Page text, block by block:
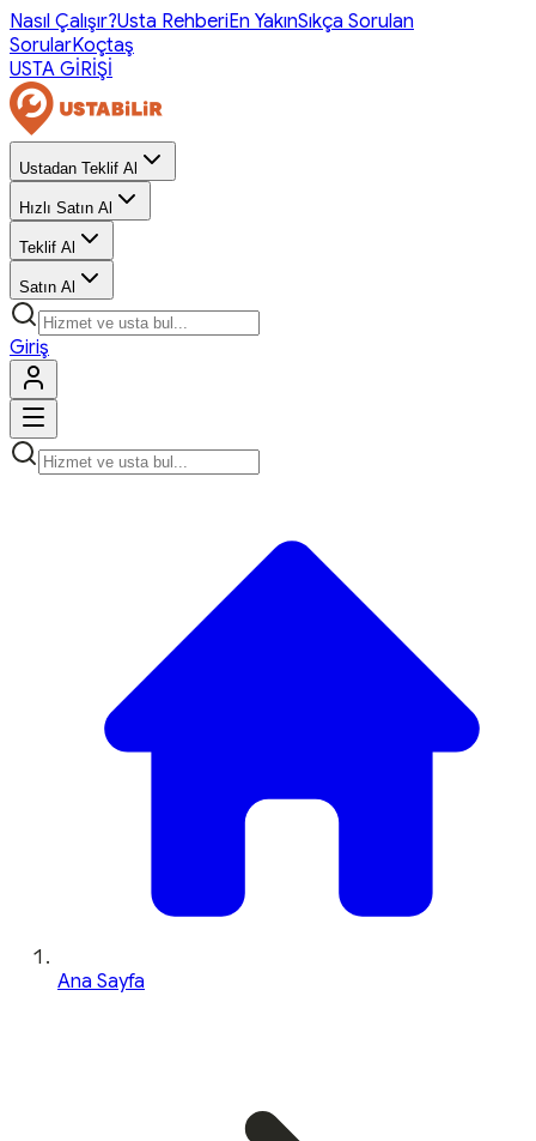
Nasıl Çalışır?Usta RehberiEn YakınSıkça Sorulan
SorularKoçtaş
USTA GİRİŞİ
Ustadan Teklif Al
Hızlı Satın Al
Teklif Al
Satın Al
Giriş
Ana Sayfa